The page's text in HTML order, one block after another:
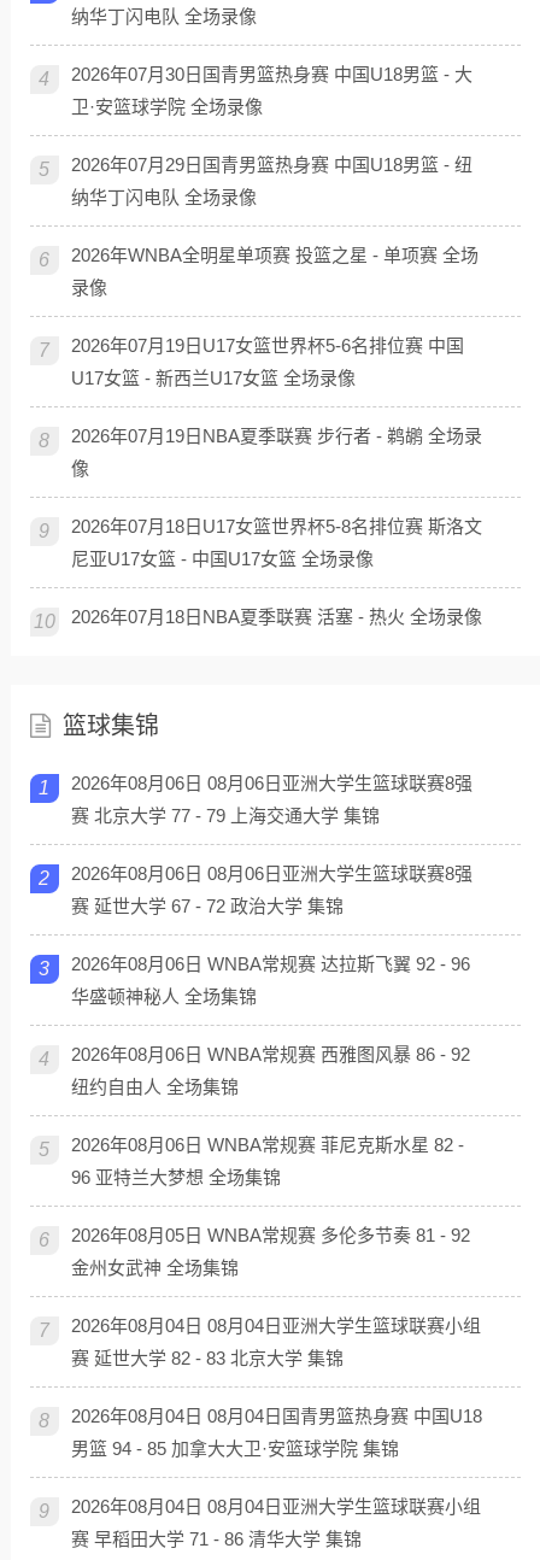
纳华丁闪电队 全场录像
4
2026年07月30日国青男篮热身赛 中国U18男篮 - 大
卫·安篮球学院 全场录像
5
2026年07月29日国青男篮热身赛 中国U18男篮 - 纽
纳华丁闪电队 全场录像
6
2026年WNBA全明星单项赛 投篮之星 - 单项赛 全场
录像
7
2026年07月19日U17女篮世界杯5-6名排位赛 中国
U17女篮 - 新西兰U17女篮 全场录像
8
2026年07月19日NBA夏季联赛 步行者 - 鹈鹕 全场录
像
9
2026年07月18日U17女篮世界杯5-8名排位赛 斯洛文
尼亚U17女篮 - 中国U17女篮 全场录像
10 2026年07月18日NBA夏季联赛 活塞 - 热火 全场录像
篮球集锦
1
2026年08月06日 08月06日亚洲大学生篮球联赛8强
赛 北京大学 77 - 79 上海交通大学 集锦
2
2026年08月06日 08月06日亚洲大学生篮球联赛8强
赛 延世大学 67 - 72 政治大学 集锦
3
2026年08月06日 WNBA常规赛 达拉斯飞翼 92 - 96
华盛顿神秘人 全场集锦
4
2026年08月06日 WNBA常规赛 西雅图风暴 86 - 92
纽约自由人 全场集锦
5
2026年08月06日 WNBA常规赛 菲尼克斯水星 82 -
96 亚特兰大梦想 全场集锦
6
2026年08月05日 WNBA常规赛 多伦多节奏 81 - 92
金州女武神 全场集锦
7
2026年08月04日 08月04日亚洲大学生篮球联赛小组
赛 延世大学 82 - 83 北京大学 集锦
8
2026年08月04日 08月04日国青男篮热身赛 中国U18
男篮 94 - 85 加拿大大卫·安篮球学院 集锦
9
2026年08月04日 08月04日亚洲大学生篮球联赛小组
赛 早稻田大学 71 - 86 清华大学 集锦